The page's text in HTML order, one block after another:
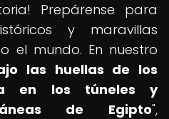
Prepárense para
y maravillas
el mundo. En nuestro
las huellas de los
en los túneles y
de Egipto",